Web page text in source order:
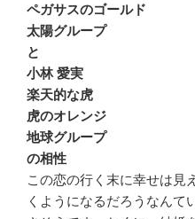
ペガサスのゴールド
太陽グループ
と
小林 愛実
楽天的な虎
虎のオレンジ
地球グループ
の相性
この恋の行く末に幸せは見
くようになるだろうなんて